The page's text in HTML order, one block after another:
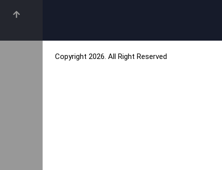
Copyright 2026. All Right Reserved